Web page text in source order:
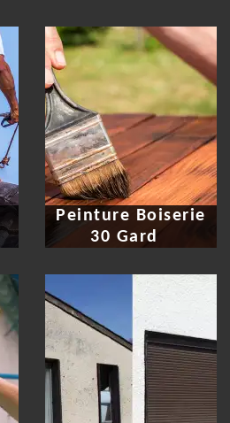
Peinture Boiserie
30 Gard